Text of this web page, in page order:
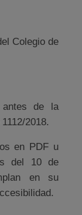
Colegio de
antes de la
2018.
en PDF u
del 10 de
en su